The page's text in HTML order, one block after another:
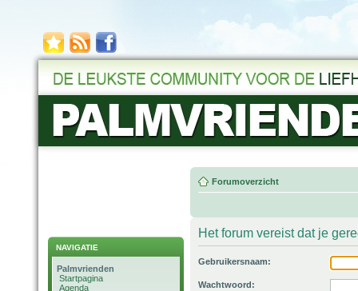
NAVIGATIE
Palmvrienden
Startpagina
Agenda
Forumoverzicht
Het forum vereist dat je
Gebruikersnaam:
Wachtwoord: